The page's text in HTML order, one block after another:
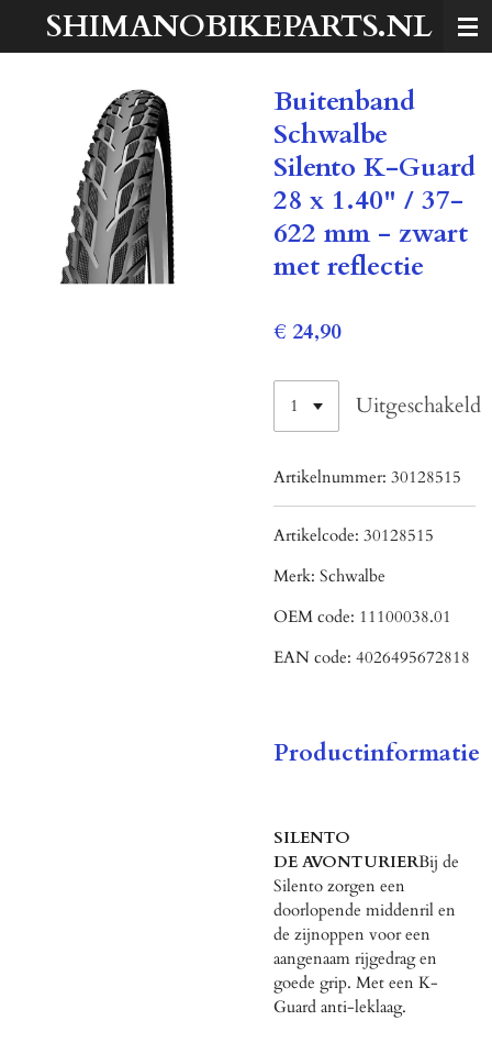
hoofdinhoud
SHIMANOBIKEPARTS.NL
Buitenband
Schwalbe
Silento K-Guard
28 x 1.40" / 37-
622 mm - zwart
met reflectie
€ 24,90
Uitgeschakeld
Artikelnummer: 30128515
Artikelcode: 30128515
Merk: Schwalbe
OEM code: 11100038.01
EAN code: 4026495672818
Productinformatie
SILENTO
DE AVONTURIERBij de
Silento zorgen een
doorlopende middenril en
de zijnoppen voor een
aangenaam rijgedrag en
goede grip. Met een K-
Guard anti-leklaag.